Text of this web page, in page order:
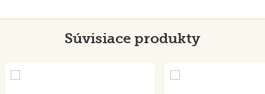
Súvisiace produkty